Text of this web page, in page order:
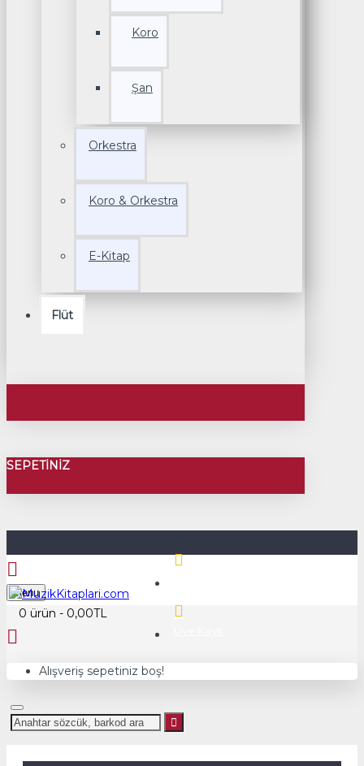
Koro
Şan
Orkestra
Koro & Orkestra
E-Kitap
Flüt
SEPETINIZ
Menu
0 ürün - 0,00TL
Alışveriş sepetiniz boş!